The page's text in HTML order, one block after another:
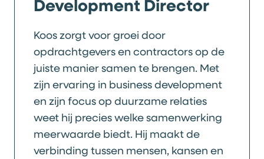
Development Director
Koos zorgt voor groei door
opdrachtgevers en contractors op de
juiste manier samen te brengen. Met
zijn ervaring in business development
en zijn focus op duurzame relaties
weet hij precies welke samenwerking
meerwaarde biedt. Hij maakt de
verbinding tussen mensen, kansen en